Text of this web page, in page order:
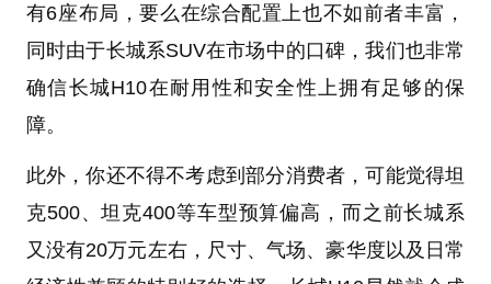
有6座布局，要么在综合配置上也不如前者丰富，
同时由于长城系SUV在市场中的口碑，我们也非常
确信长城H10在耐用性和安全性上拥有足够的保
障。
此外，你还不得不考虑到部分消费者，可能觉得坦
克500、坦克400等车型预算偏高，而之前长城系
又没有20万元左右，尺寸、气场、豪华度以及日常